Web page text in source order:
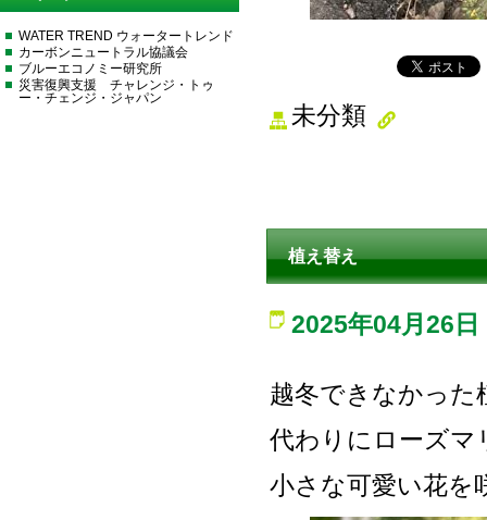
未分類
植え替え
2025年04月26日
越冬できなかった
代わりにローズマ
小さな可愛い花を
WATER TREND ウォータートレンド
カーボンニュートラル協議会
ブルーエコノミー研究所
災害復興支援 チャレンジ・トゥ
ー・チェンジ・ジャパン